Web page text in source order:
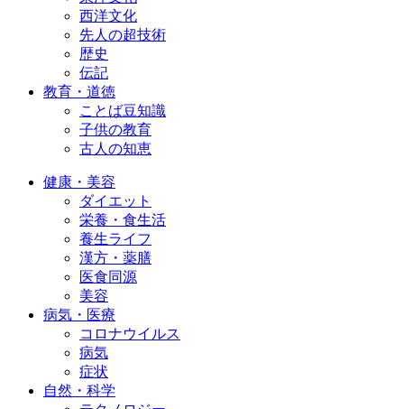
西洋文化
先人の超技術
歴史
伝記
教育・道徳
ことば豆知識
子供の教育
古人の知恵
健康・美容
ダイエット
栄養・食生活
養生ライフ
漢方・薬膳
医食同源
美容
病気・医療
コロナウイルス
病気
症状
自然・科学